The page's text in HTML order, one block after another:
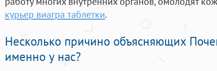
курьер виагра таблетки.
Несколько причино объясняющих
именно у нас?